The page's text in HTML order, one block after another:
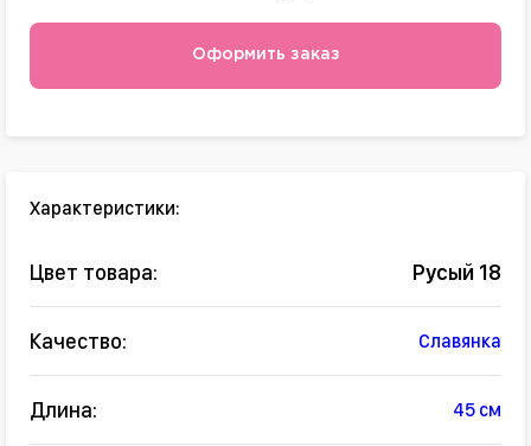
Оформить заказ
Характеристики:
Цвет товара: Русый 18
Качество: Славянка
Длина: 45 см